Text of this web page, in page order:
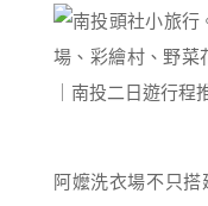
阿嬤洗衣場不只